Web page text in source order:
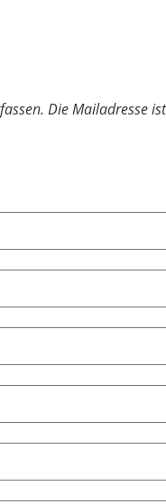
Die Mailadresse